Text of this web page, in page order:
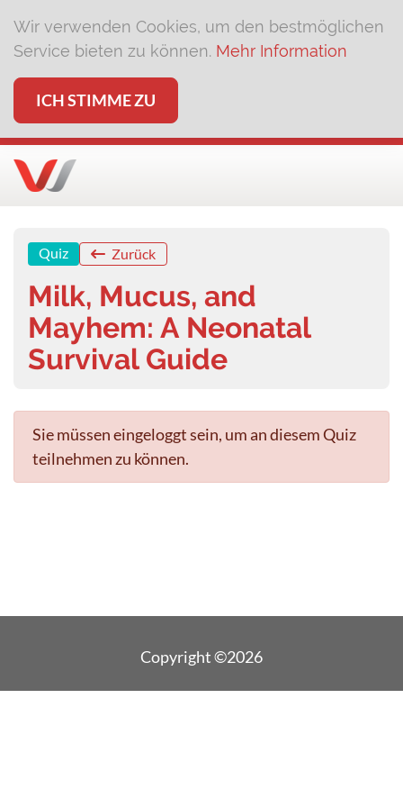
Wir verwenden Cookies, um den bestmöglichen
Service bieten zu können. Mehr Information
ICH STIMME ZU
Quiz Zurück
Milk, Mucus, and
Mayhem: A Neonatal
Survival Guide
Sie müssen eingeloggt sein, um an diesem Quiz
teilnehmen zu können.
Copyright ©2026